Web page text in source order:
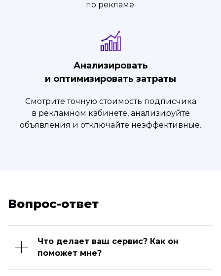
по рекламе.
Анализировать
и оптимизировать затраты
Смотрите точную стоимость подписчика
в рекламном кабинете, анализируйте
объявления и отключайте неэффективные.
Вопрос-ответ
Что делает ваш сервис? Как он
поможет мне?